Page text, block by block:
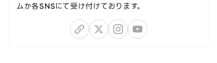
ムか各SNSにて受け付けております。